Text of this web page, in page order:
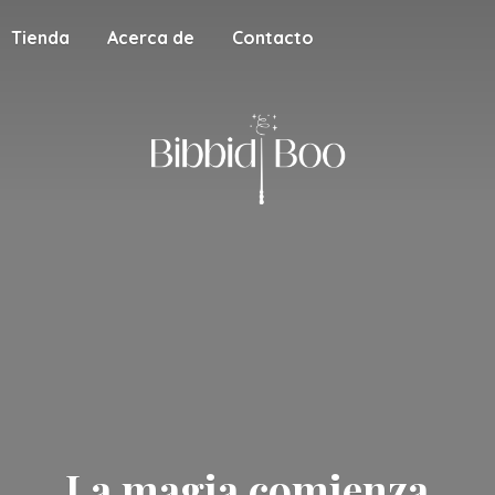
Tienda Acerca de Contacto